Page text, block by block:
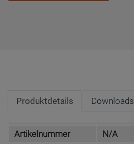
Produktdetails Downloads
Artikelnummer N/A